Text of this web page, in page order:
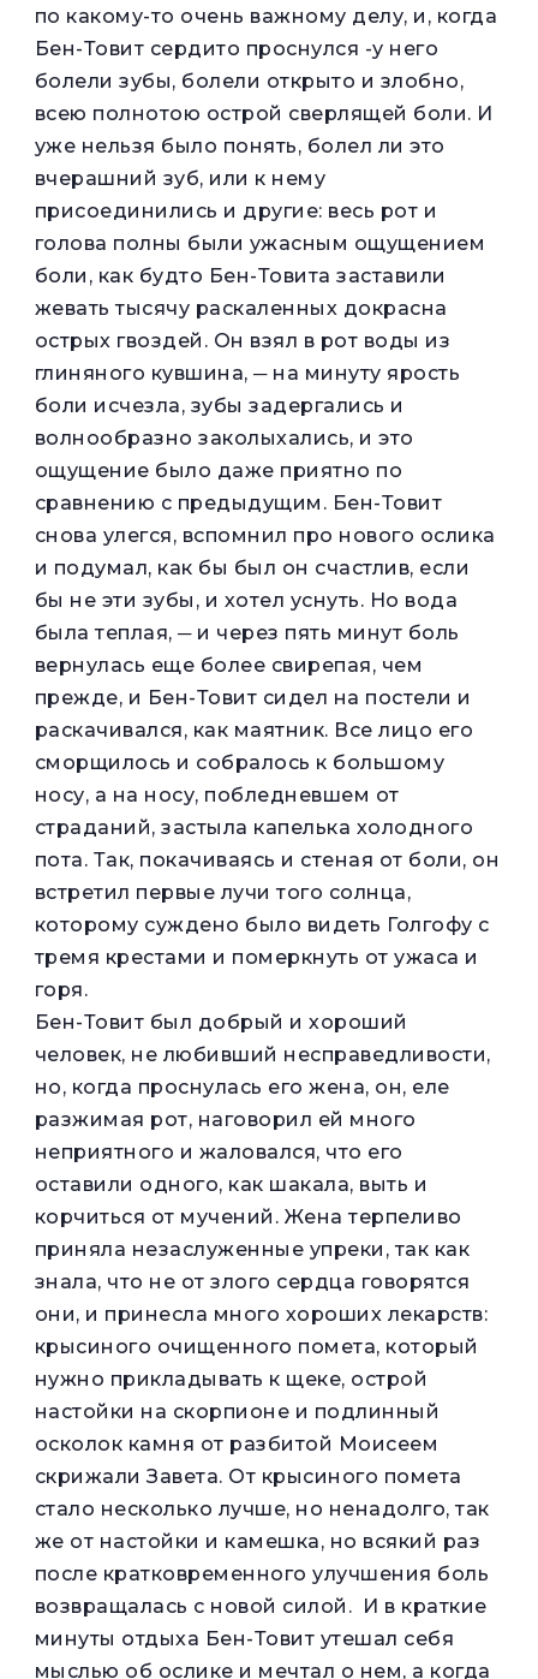
по какому-то очень важному делу, и, когда
Бен-Товит сердито проснулся -у него
болели зубы, болели открыто и злобно,
всею полнотою острой сверлящей боли. И
уже нельзя было понять, болел ли это
вчерашний зуб, или к нему
присоединились и другие: весь рот и
голова полны были ужасным ощущением
боли, как будто Бен-Товита заставили
жевать тысячу раскаленных докрасна
острых гвоздей. Он взял в рот воды из
глиняного кувшина, ─ на минуту ярость
боли исчезла, зубы задергались и
волнообразно заколыхались, и это
ощущение было даже приятно по
сравнению с предыдущим. Бен-Товит
снова улегся, вспомнил про нового ослика
и подумал, как бы был он счастлив, если
бы не эти зубы, и хотел уснуть. Но вода
была теплая, ─ и через пять минут боль
вернулась еще более свирепая, чем
прежде, и Бен-Товит сидел на постели и
раскачивался, как маятник. Все лицо его
сморщилось и собралось к большому
носу, а на носу, побледневшем от
страданий, застыла капелька холодного
пота. Так, покачиваясь и стеная от боли, он
встретил первые лучи того солнца,
которому суждено было видеть Голгофу с
тремя крестами и померкнуть от ужаса и
горя.
Бен-Товит был добрый и хороший
человек, не любивший несправедливости,
но, когда проснулась его жена, он, еле
разжимая рот, наговорил ей много
неприятного и жаловался, что его
оставили одного, как шакала, выть и
корчиться от мучений. Жена терпеливо
приняла незаслуженные упреки, так как
знала, что не от злого сердца говорятся
они, и принесла много хороших лекарств:
крысиного очищенного помета, который
нужно прикладывать к щеке, острой
настойки на скорпионе и подлинный
осколок камня от разбитой Моисеем
скрижали Завета. От крысиного помета
стало несколько лучше, но ненадолго, так
же от настойки и камешка, но всякий раз
после кратковременного улучшения боль
возвращалась с новой силой. И в краткие
минуты отдыха Бен-Товит утешал себя
мыслью об ослике и мечтал о нем, а когда